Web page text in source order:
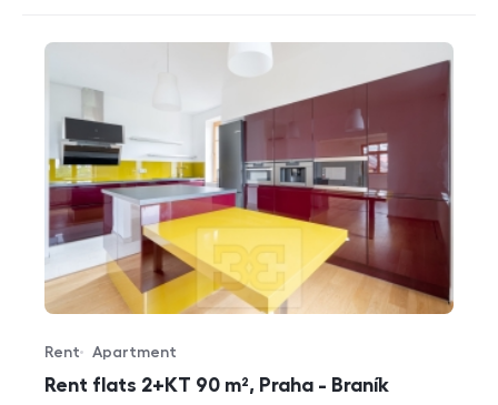
Rent flats 2+KT 90 m², Praha - Braník
Offer type
Rent
Property type
Apartment